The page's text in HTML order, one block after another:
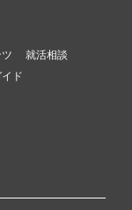
就活相談
ド